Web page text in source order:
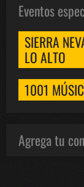
Eventos
SIERRA
LO ALTO
1001
Agrega tu